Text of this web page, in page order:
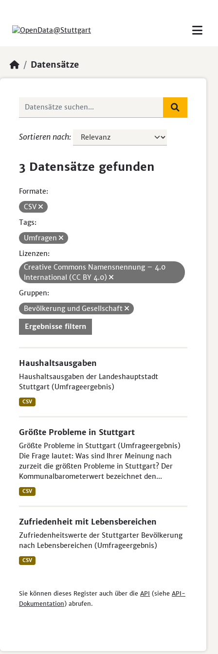
Datensätze
Sortieren nach
3 Datensätze gefunden
Formate:
CSV
Tags:
Umfragen
Lizenzen:
Creative Commons Namensnennung – 4.0
International (CC BY 4.0)
Gruppen:
Bevölkerung und Gesellschaft
Ergebnisse filtern
Haushaltsausgaben
Haushaltsausgaben der Landeshauptstadt
Stuttgart (Umfrageergebnis)
CSV
Größte Probleme in Stuttgart
Größte Probleme in Stuttgart (Umfrageergebnis)
Die Frage lautet: Was sind Ihrer Meinung nach
zurzeit die größten Probleme in Stuttgart? Der
Kommunalbarometerwert bezeichnet den...
CSV
Zufriedenheit mit Lebensbereichen
Zufriedenheitswerte der Stuttgarter Bevölkerung
nach Lebensbereichen (Umfrageergebnis)
CSV
Sie können dieses Register auch über die API (siehe API-
Dokumentation) abrufen.